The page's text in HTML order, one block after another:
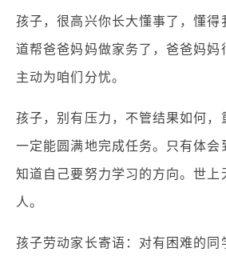
孩子，很高兴你长大懂事了，懂得
道帮爸爸妈妈做家务了，爸爸妈妈
主动为咱们分忧。
孩子，别有压力，不管结果如何，
一定能圆满地完成任务。只有体会
知道自己要努力学习的方向。世上
人。
孩子劳动家长寄语：对有困难的同